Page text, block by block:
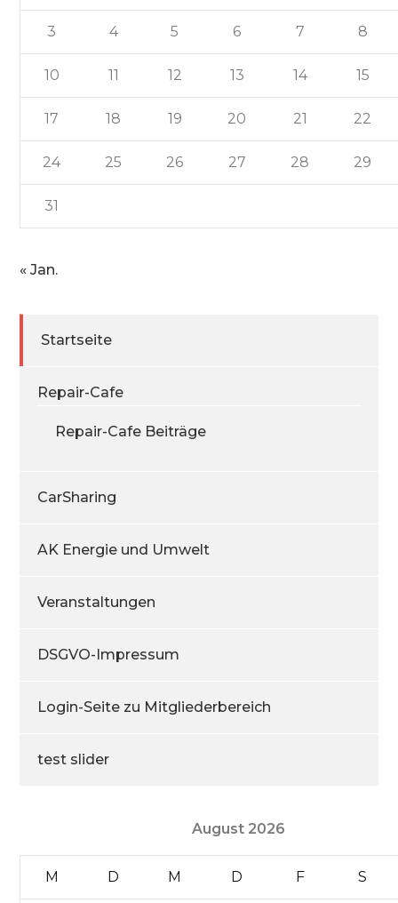
3 4 5 6 7 8
10 11 12 13 14 15
17 18 19 20 21 22
24 25 26 27 28 29
31
« Jan.
Startseite
Repair-Cafe
Repair-Cafe Beiträge
CarSharing
AK Energie und Umwelt
Veranstaltungen
DSGVO-Impressum
Login-Seite zu Mitgliederbereich
test slider
August 2026
M D M D F S